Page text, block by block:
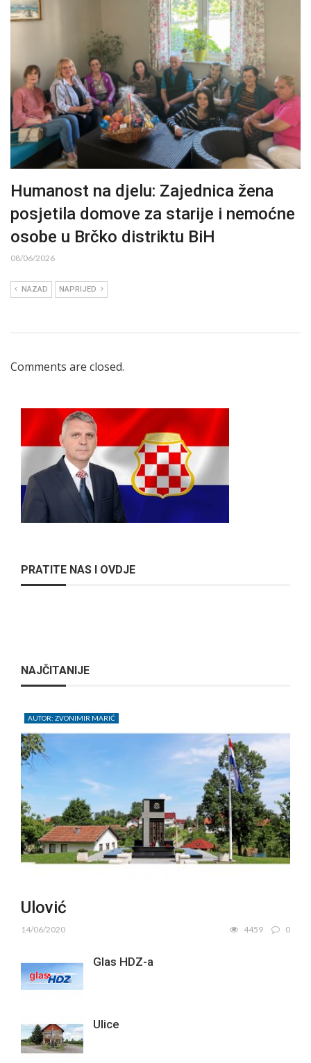
Humanost na djelu: Zajednica žena
posjetila domove za starije i nemoćne
osobe u Brčko distriktu BiH
08/06/2026
NAZAD NAPRIJED
Comments are closed.
PRATITE NAS I OVDJE
NAJČITANIJE
AUTOR: ZVONIMIR MARIĆ
Ulović
14/06/2020 4459 0
Glas HDZ-a
Ulice